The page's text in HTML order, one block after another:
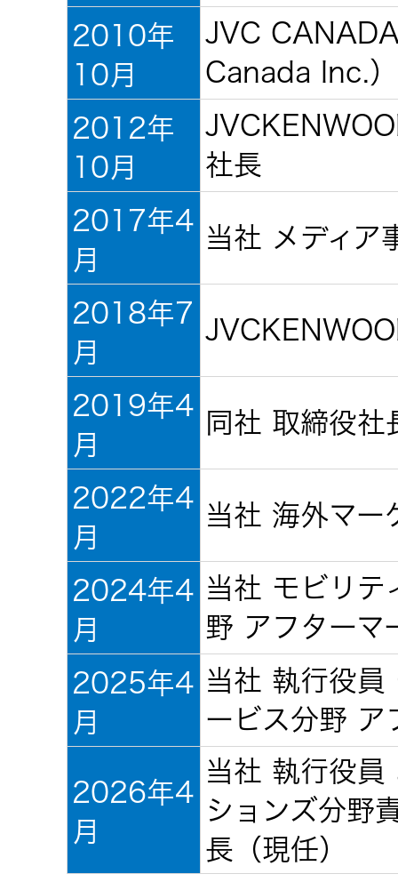
アクセサ
リー
スポーツ
コミュニ
ケーショ
ンアプリ
KENWOOD
トップ
カー用品
(カーナ
ビ、ドラ
イブレコ
ーダー、
カーオー
ディオ)
オーディ
オ
無線通信
除菌消臭
装置
グループ体
制・組織図
コーポレー
トガバナン
ス
事業等のリ
スク
リスクマネ
ジメント
沿革
マルチステ
ークホルダ
ー方針
会社情報
トップ
ニュースリ
リース
採用情報
業績・財務
株式情報
経営計画
資本市場と
の対話
資本コスト
や株価を意
識した経営
への取り組
み
事業概要
IRポリシー
アナリスト
一覧
よくあるご
IRに関する
お問い合わ
せ
ガバナンス
(G)
経済
環境 (E)
社会 (S)
サステナ
ビリティ
トップ
2010年
10月
JVC
Canada Inc.
2012年
10月
社長
2017年4
月
当社 メディア
2018年7
月
2019年4
月
同社 取締役社
2022年4
月
当社 海外マー
2024年4
月
当社 モビリテ
野 アフターマ
2025年4
月
当社 執行役員
ービス分野 ア
2026年4
月
当社 執行役員
ションズ分野
長（現任）